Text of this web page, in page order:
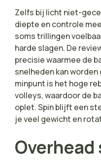
Zelfs bij licht niet-
diepte en controle
soms trillingen
harde slagen. De
precisie waarmee de
snelheden kan
minpunt is het hoge
volleys, waardoor de
oplet. Spin blijft een
je veel gewicht en
Overhead